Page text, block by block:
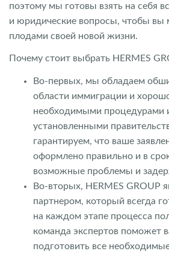
поэтому мы готовы взять на себя
и юридические вопросы, чтобы вы
плодами своей новой жизни.
Почему стоит выбрать HERMES
Во-первых, мы обладаем
области иммиграции и
необходимыми процедурами
установленными
гарантируем, что ваше
оформлено правильно и в
возможные проблемы и
Во-вторых, HERMES GROUP
партнером, который всегда
на каждом этапе процесса
команда экспертов поможет
подготовить все